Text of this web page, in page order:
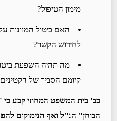
מימון הטיפול?
האם ביטול המזונות
לחידוש הקשר?
מה תהיה השפעת
קיומם הסביר של
כב' בית המשפט המחוזי קבע כי
הבוחן" הנ"ל ואף הנימוקים